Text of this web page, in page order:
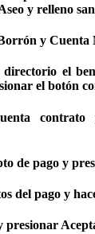
y relleno
y Cuenta
directorio el
el botón
contrato
de pago y
del pago y
presionar